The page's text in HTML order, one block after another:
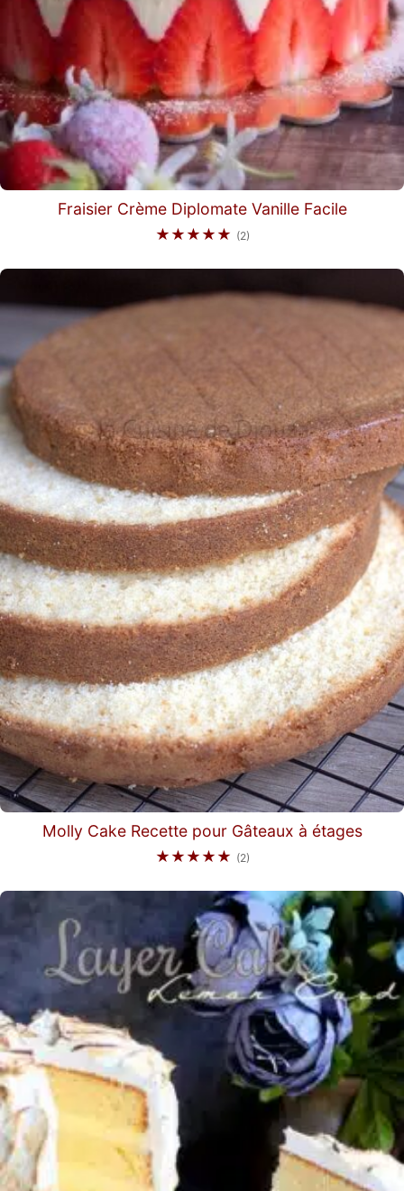
Fraisier Crème Diplomate Vanille Facile
★★★★★ (2)
Molly Cake Recette pour Gâteaux à étages
★★★★★ (2)